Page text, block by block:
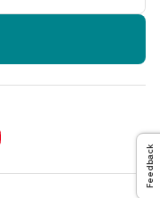
Feedback